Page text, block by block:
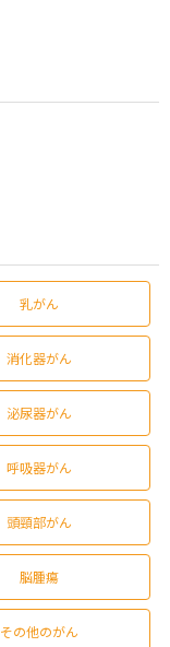
乳がん
消化器がん
泌尿器がん
呼吸器がん
頭頸部がん
脳腫瘍
その他のがん